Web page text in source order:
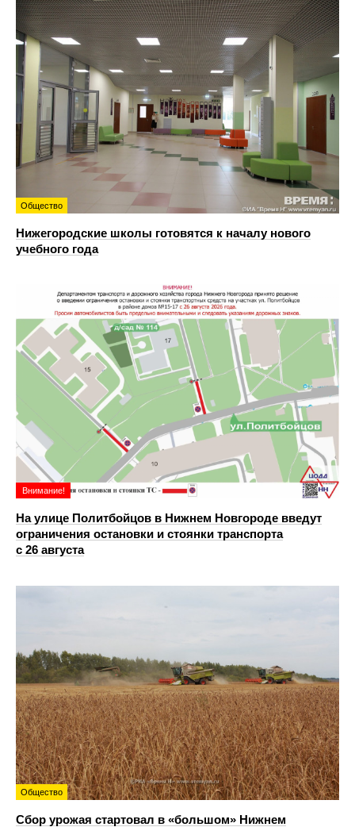
Общество
Нижегородские школы готовятся к началу нового
учебного года
Внимание!
На улице Политбойцов в Нижнем Новгороде введут
ограничения остановки и стоянки транспорта
с 26 августа
Общество
Сбор урожая стартовал в «большом» Нижнем